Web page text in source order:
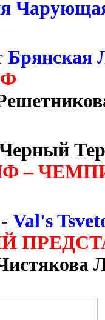
Брянская
–
Val's